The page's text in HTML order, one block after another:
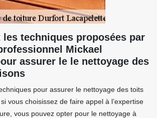
techniques proposées par
Mickael
assurer le le nettoyage des
pour assurer le nettoyage des toits
vous choisissez de faire appel à l’expertise
vous pouvez opter pour le nettoyage à